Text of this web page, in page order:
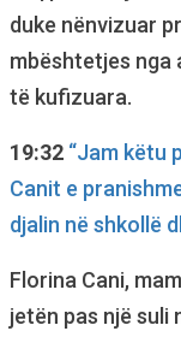
duke nënvizuar
mbështetjes nga
të kufizuara.
19:32 “Jam këtu
Canit e
djalin në shkollë
Florina Cani,
jetën pas një suli